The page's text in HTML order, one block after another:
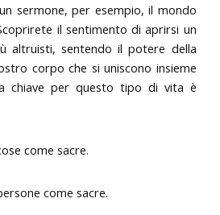
sermone, per esempio, il mondo
il sentimento di aprirsi un
altruisti, sentendo il potere della
corpo che si uniscono insieme
chiave per questo tipo di vita è
come sacre.
come sacre.